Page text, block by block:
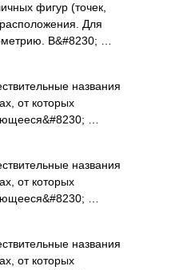
фигур (точек,
Для
В&#8230; …
названия
от которых
…
названия
от которых
…
названия
от которых